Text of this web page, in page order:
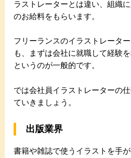
ラストレーターとは違い、組織
のお給料をもらいます。
フリーランスのイラストレータ
も、まずは会社に就職して経験
というのが一般的です。
では会社員イラストレーターの
ていきましょう。
出版業界
書籍や雑誌で使うイラストを手